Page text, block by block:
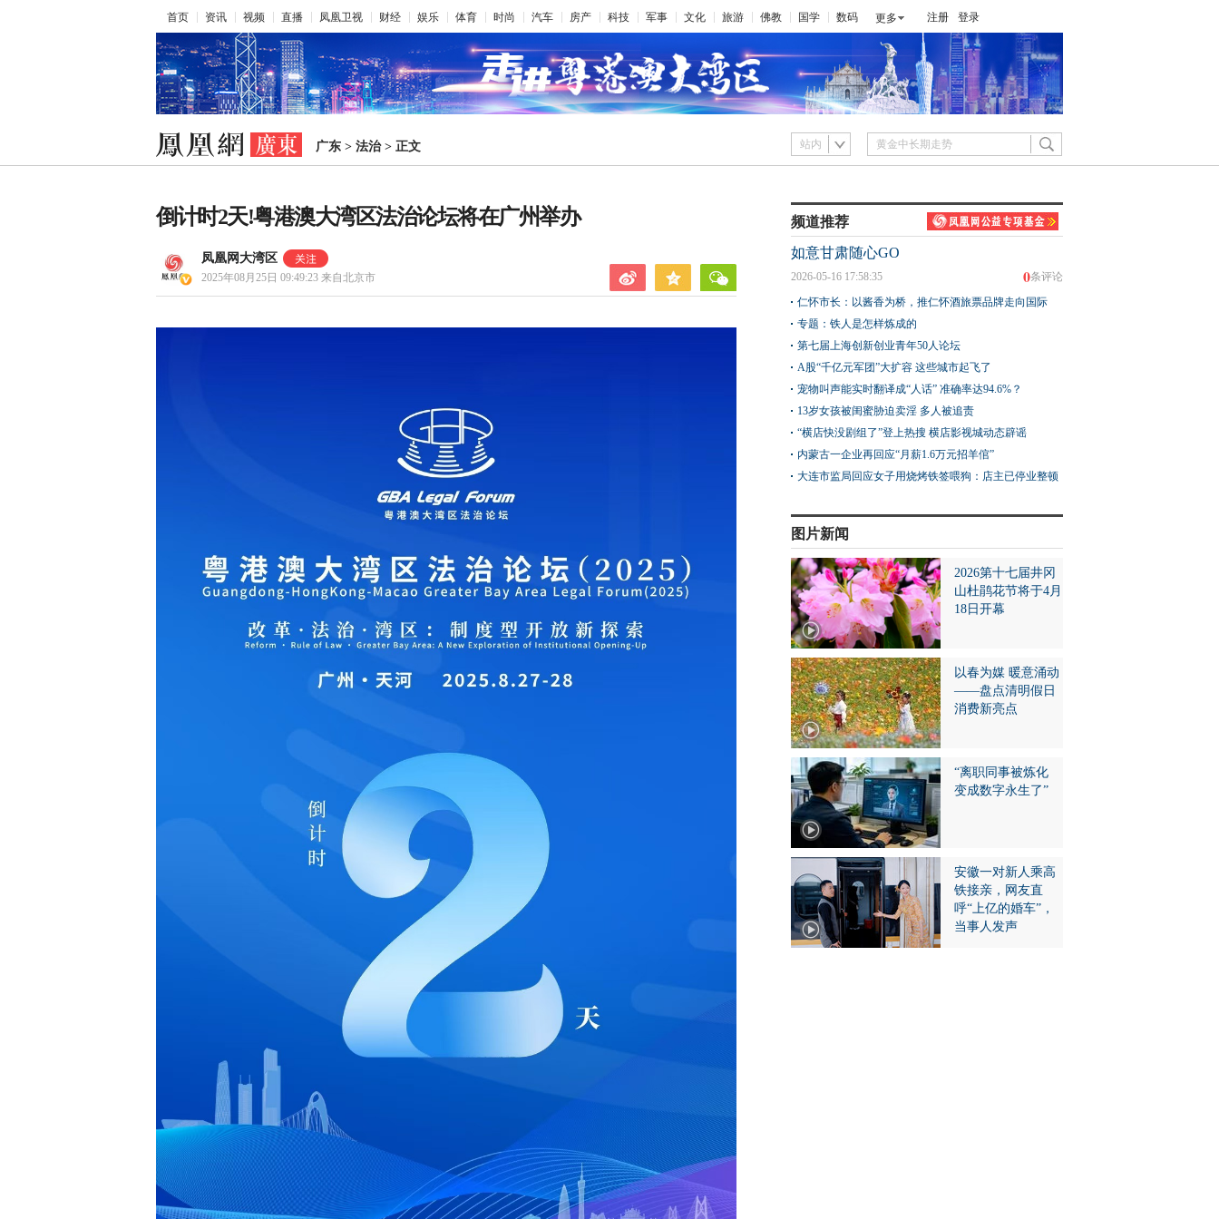
首页 资讯 视频 直播 凤凰卫视 财经 娱乐 体育 时尚 汽车 房产 科技 军事 文化 旅游 佛教 国学 数码 更多 注册 登录
广东 > 法治> 正文 站内
倒计时2天!粤港澳大湾区法治论坛将在广州举办
凤凰网大湾区
2025年08月25日 09:49:23 来自北京市
频道推荐
如意甘肃随心GO
0条评论
2026-05-16 17:58:35
仁怀市长：以酱香为桥，推仁怀酒旅票品牌走向国际
专题：铁人是怎样炼成的
第七届上海创新创业青年50人论坛
A股“千亿元军团”大扩容 这些城市起飞了
宠物叫声能实时翻译成“人话” 准确率达94.6%？
13岁女孩被闺蜜胁迫卖淫 多人被追责
“横店快没剧组了”登上热搜 横店影视城动态辟谣
内蒙古一企业再回应“月薪1.6万元招羊倌”
大连市监局回应女子用烧烤铁签喂狗：店主已停业整顿
图片新闻
2026第十七届井冈
山杜鹃花节将于4月
18日开幕
以春为媒 暖意涌动
——盘点清明假日
消费新亮点
“离职同事被炼化
变成数字永生了”
安徽一对新人乘高
铁接亲，网友直
呼“上亿的婚车”，
当事人发声